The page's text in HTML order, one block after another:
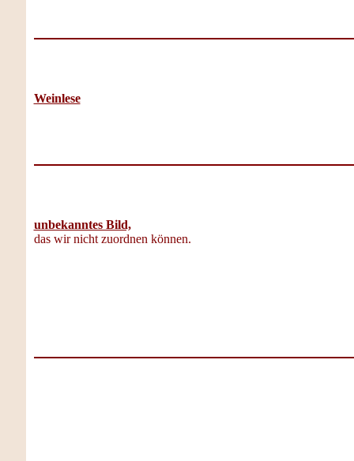
Weinlese
unbekanntes Bild,
das wir nicht zuordnen können.